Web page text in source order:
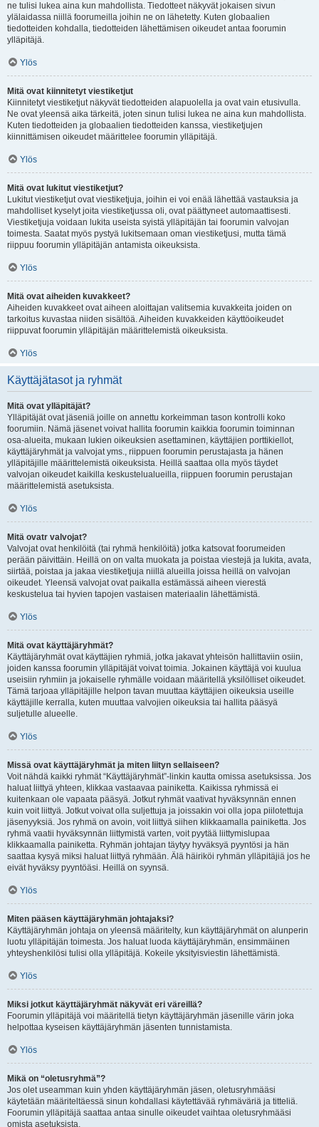
ne tulisi lukea aina kun mahdollista. Tiedotteet näkyvät jokaisen sivun
ylälaidassa niillä foorumeilla joihin ne on lähetetty. Kuten globaalien
tiedotteiden kohdalla, tiedotteiden lähettämisen oikeudet antaa foorumin
ylläpitäjä.
Ylös
Mitä ovat kiinnitetyt viestiketjut
Kiinnitetyt viestiketjut näkyvät tiedotteiden alapuolella ja ovat vain etusivulla.
Ne ovat yleensä aika tärkeitä, joten sinun tulisi lukea ne aina kun mahdollista.
Kuten tiedotteiden ja globaalien tiedotteiden kanssa, viestiketjujen
kiinnittämisen oikeudet määrittelee foorumin ylläpitäjä.
Ylös
Mitä ovat lukitut viestiketjut?
Lukitut viestiketjut ovat viestiketjuja, joihin ei voi enää lähettää vastauksia ja
mahdolliset kyselyt joita viestiketjussa oli, ovat päättyneet automaattisesti.
Viestiketjuja voidaan lukita useista syistä ylläpitäjän tai foorumin valvojan
toimesta. Saatat myös pystyä lukitsemaan oman viestiketjusi, mutta tämä
riippuu foorumin ylläpitäjän antamista oikeuksista.
Ylös
Mitä ovat aiheiden kuvakkeet?
Aiheiden kuvakkeet ovat aiheen aloittajan valitsemia kuvakkeita joiden on
tarkoitus kuvastaa niiden sisältöä. Aiheiden kuvakkeiden käyttöoikeudet
riippuvat foorumin ylläpitäjän määrittelemistä oikeuksista.
Ylös
Käyttäjätasot ja ryhmät
Mitä ovat ylläpitäjät?
Ylläpitäjät ovat jäseniä joille on annettu korkeimman tason kontrolli koko
foorumiin. Nämä jäsenet voivat hallita foorumin kaikkia foorumin toiminnan
osa-alueita, mukaan lukien oikeuksien asettaminen, käyttäjien porttikiellot,
käyttäjäryhmät ja valvojat yms., riippuen foorumin perustajasta ja hänen
ylläpitäjille määrittelemistä oikeuksista. Heillä saattaa olla myös täydet
valvojan oikeudet kaikilla keskustelualueilla, riippuen foorumin perustajan
määrittelemistä asetuksista.
Ylös
Mitä ovatr valvojat?
Valvojat ovat henkilöitä (tai ryhmä henkilöitä) jotka katsovat foorumeiden
perään päivittäin. Heillä on on valta muokata ja poistaa viestejä ja lukita, avata,
siirtää, poistaa ja jakaa viestiketjuja niillä alueilla joissa heillä on valvojan
oikeudet. Yleensä valvojat ovat paikalla estämässä aiheen vierestä
keskustelua tai hyvien tapojen vastaisen materiaalin lähettämistä.
Ylös
Mitä ovat käyttäjäryhmät?
Käyttäjäryhmät ovat käyttäjien ryhmiä, jotka jakavat yhteisön hallittaviin osiin,
joiden kanssa foorumin ylläpitäjät voivat toimia. Jokainen käyttäjä voi kuulua
useisiin ryhmiin ja jokaiselle ryhmälle voidaan määritellä yksilölliset oikeudet.
Tämä tarjoaa ylläpitäjille helpon tavan muuttaa käyttäjien oikeuksia useille
käyttäjille kerralla, kuten muuttaa valvojien oikeuksia tai hallita pääsyä
suljetulle alueelle.
Ylös
Missä ovat käyttäjäryhmät ja miten liityn sellaiseen?
Voit nähdä kaikki ryhmät “Käyttäjäryhmät”-linkin kautta omissa asetuksissa. Jos
haluat liittyä yhteen, klikkaa vastaavaa painiketta. Kaikissa ryhmissä ei
kuitenkaan ole vapaata pääsyä. Jotkut ryhmät vaativat hyväksynnän ennen
kuin voit liittyä. Jotkut voivat olla suljettuja ja joissakin voi olla jopa piilotettuja
jäsenyyksiä. Jos ryhmä on avoin, voit liittyä siihen klikkaamalla painiketta. Jos
ryhmä vaatii hyväksynnän liittymistä varten, voit pyytää liittymislupaa
klikkaamalla painiketta. Ryhmän johtajan täytyy hyväksyä pyyntösi ja hän
saattaa kysyä miksi haluat liittyä ryhmään. Älä häiriköi ryhmän ylläpitäjiä jos he
eivät hyväksy pyyntöäsi. Heillä on syynsä.
Ylös
Miten pääsen käyttäjäryhmän johtajaksi?
Käyttäjäryhmän johtaja on yleensä määritelty, kun käyttäjäryhmät on alunperin
luotu ylläpitäjän toimesta. Jos haluat luoda käyttäjäryhmän, ensimmäinen
yhteyshenkilösi tulisi olla ylläpitäjä. Kokeile yksityisviestin lähettämistä.
Ylös
Miksi jotkut käyttäjäryhmät näkyvät eri väreillä?
Foorumin ylläpitäjä voi määritellä tietyn käyttäjäryhmän jäsenille värin joka
helpottaa kyseisen käyttäjäryhmän jäsenten tunnistamista.
Ylös
Mikä on “oletusryhmä”?
Jos olet useamman kuin yhden käyttäjäryhmän jäsen, oletusryhmääsi
käytetään määriteltäessä sinun kohdallasi käytettävää ryhmäväriä ja titteliä.
Foorumin ylläpitäjä saattaa antaa sinulle oikeudet vaihtaa oletusryhmääsi
omista asetuksista.